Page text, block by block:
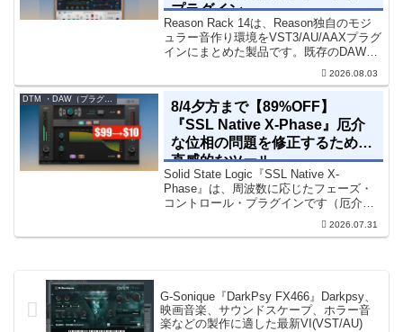
プラグイン
Reason Rack 14は、Reason独自のモジ
ュラー音作り環境をVST3/AU/AAXプラグ
インにまとめた製品です。既存のDAWを
乗り換えることなく、68種類のシンセや
エフェクト、CV配線をそのままトラック
に追加できます。通常199...
2026.08.03
DTM ・DAW（プラグイン、シンセなど）のセール情報
8/4夕方まで【89%OFF】
『SSL Native X-Phase』厄介
な位相の問題を修正するための
直感的なツール
Solid State Logic『SSL Native X-
Phase』は、周波数に応じたフェーズ・
コントロール・プラグインです（厄介な
位相の問題を修正するための直感的なツ
ールです）。特定の周波数で位相をシフ
2026.07.31
G-Sonique『DarkPsy FX466』Darkpsy、
映画音楽、サウンドスケープ、ホラー音
楽などの製作に適した最新VI(VST/AU)